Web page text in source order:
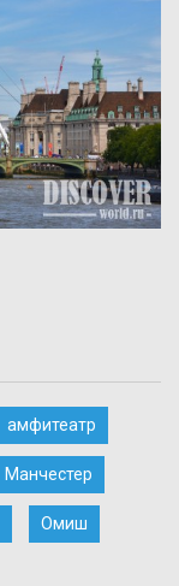
амфитеатр
Манчестер
Омиш